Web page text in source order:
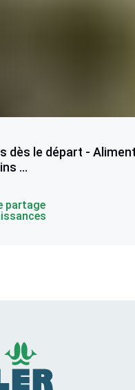
dès le départ -
...
partage